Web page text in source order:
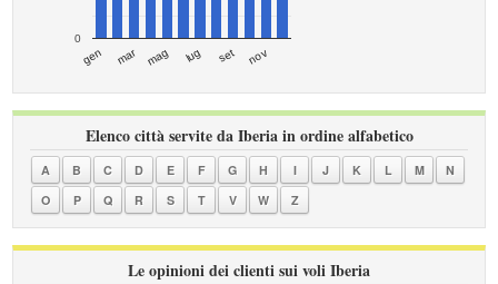
gen mar mag lug set nov
0
Elenco città servite da Iberia in ordine alfabetico
A B C D E F G H I J K L M
N
O
P Q R S T V W Z
Le opinioni dei clienti sui voli Iberia